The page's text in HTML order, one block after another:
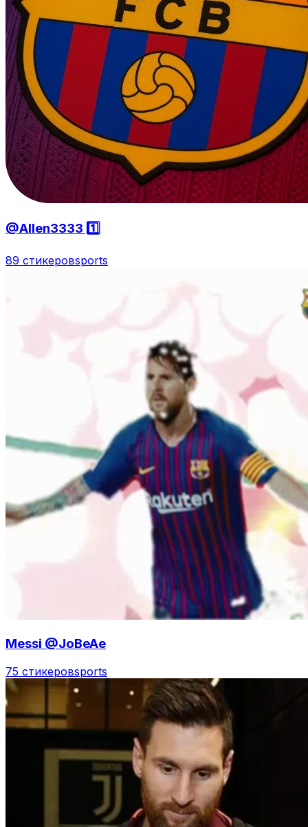
@Allen3333 1️⃣
89 стикеровsports
Messi @JoBeAe
75 стикеровsports